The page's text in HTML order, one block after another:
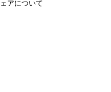
ェアについて